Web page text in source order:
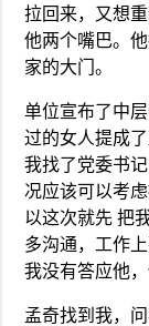
拉回来，又想
他两个嘴巴。
家的大门。
单位宣布了中
过的女人提成
我找了党委书
况应该可以考
以这次就先 把
多沟通，工作
我没有答应他
孟奇找到我，